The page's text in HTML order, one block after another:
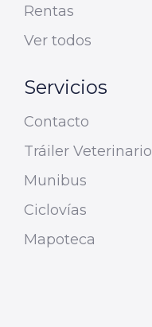
Rentas
Ver todos
Servicios
Contacto
Tráiler Veterinario
Munibus
Ciclovías
Mapoteca